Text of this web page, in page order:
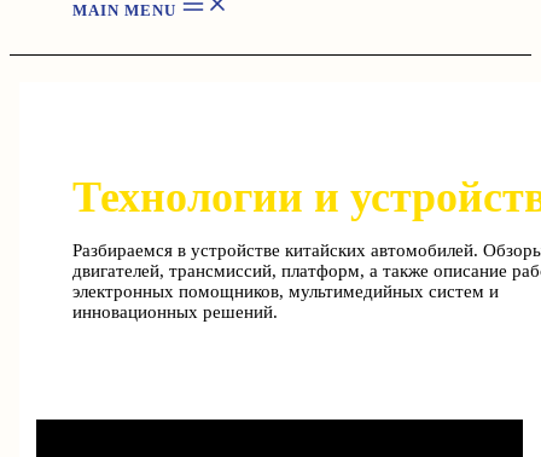
MAIN MENU
Технологии и
Разбираемся в устройстве китайских автомобилей.
двигателей, трансмиссий, платформ, а также описание
электронных помощников, мультимедийных систем и
инновационных решений.